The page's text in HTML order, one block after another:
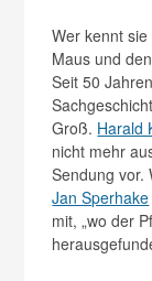
Wer kennt
Maus und
Seit 50
Groß. Harald
nicht mehr
Sendung vor.
Jan Sperhake
mit, „wo der